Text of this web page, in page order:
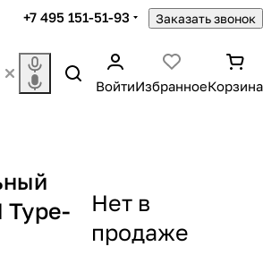
+7 495 151-51-93 Заказать звонок
ВойтиИзбранноеКорзина
Type-
Нет в
продаже